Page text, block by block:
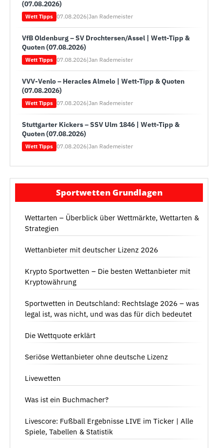
(07.08.2026)
Wett Tipps 07.08.2026|Jan Rademeister
VfB Oldenburg – SV Drochtersen/Assel | Wett-Tipp &
Quoten (07.08.2026)
Wett Tipps 07.08.2026|Jan Rademeister
VVV-Venlo – Heracles Almelo | Wett-Tipp & Quoten
(07.08.2026)
Wett Tipps 07.08.2026|Jan Rademeister
Stuttgarter Kickers – SSV Ulm 1846 | Wett-Tipp &
Quoten (07.08.2026)
Wett Tipps 07.08.2026|Jan Rademeister
Sportwetten Grundlagen
Wettarten – Überblick über Wettmärkte, Wettarten &
Strategien
Wettanbieter mit deutscher Lizenz 2026
Krypto Sportwetten – Die besten Wettanbieter mit
Kryptowährung
Sportwetten in Deutschland: Rechtslage 2026 – was
legal ist, was nicht, und was das für dich bedeutet
Die Wettquote erklärt
Seriöse Wettanbieter ohne deutsche Lizenz
Livewetten
Was ist ein Buchmacher?
Livescore: Fußball Ergebnisse LIVE im Ticker | Alle
Spiele, Tabellen & Statistik